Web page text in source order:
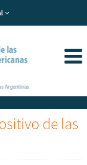
de las